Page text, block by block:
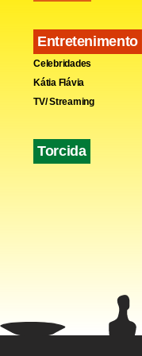
Entretenimento
Celebridades
Kátia Flávia
TV/ Streaming
Torcida